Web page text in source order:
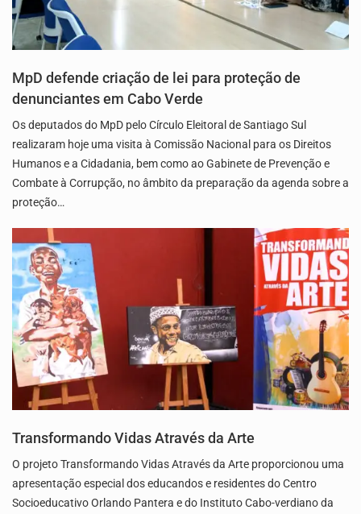
MpD defende criação de lei para proteção de
denunciantes em Cabo Verde
Os deputados do MpD pelo Círculo Eleitoral de Santiago Sul
realizaram hoje uma visita à Comissão Nacional para os Direitos
Humanos e a Cidadania, bem como ao Gabinete de Prevenção e
Combate à Corrupção, no âmbito da preparação da agenda sobre a
proteção…
Transformando Vidas Através da Arte
O projeto Transformando Vidas Através da Arte proporcionou uma
apresentação especial dos educandos e residentes do Centro
Socioeducativo Orlando Pantera e do Instituto Cabo-verdiano da